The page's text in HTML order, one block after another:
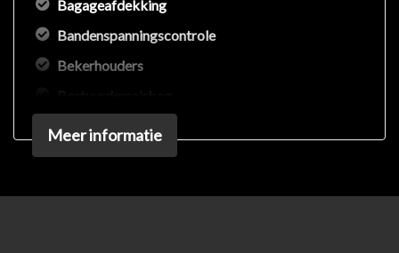
Bagageafdekking
Bandenspanningscontrole
Bekerhouders
Bluetooth
Bluetooth telefoonvoorbereiding
Meer informatie